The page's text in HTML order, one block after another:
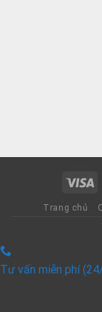
Trang chủ
Tư vấn miễn phí